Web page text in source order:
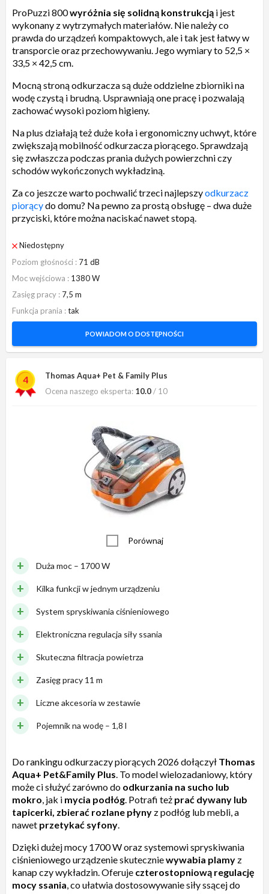
ProPuzzi 800wyróżnia się solidną konstrukcją i jest
wykonany z wytrzymałych materiałów. Nie należy co
prawda do urządzeń kompaktowych, ale i tak jest łatwy w
transporcie oraz przechowywaniu. Jego wymiary to 52,5 ×
33,5 × 42,5 cm.
Mocną stroną odkurzacza są duże oddzielne zbiorniki na
wodę czystą i brudną. Usprawniają one pracę i pozwalają
zachować wysoki poziom higieny.
Na plus działają też duże koła i ergonomiczny uchwyt, które
zwiększają mobilność odkurzacza piorącego. Sprawdzają
się zwłaszcza podczas prania dużych powierzchni czy
schodów wykończonych wykładziną.
Za co jeszcze warto pochwalić trzeci najlepszyodkurzacz
piorącydo domu? Na pewno za prostą obsługę – dwa duże
przyciski, które można naciskać nawet stopą.
Niedostępny
Poziom głośności
71 dB
Moc wejściowa
1380 W
Zasięg pracy
7,5 m
Funkcja prania
tak
POWIADOM O DOSTĘPNOŚCI
4
Thomas Aqua+ Pet & Family Plus
Ocena naszego eksperta: 10.0/ 10
Porównaj
Duża moc – 1700 W
Kilka funkcji w jednym urządzeniu
System spryskiwania ciśnieniowego
Elektroniczna regulacja siły ssania
Skuteczna filtracja powietrza
Zasięg pracy 11 m
Liczne akcesoria w zestawie
Pojemnik na wodę – 1,8 l
Do rankingu odkurzaczy piorących 2026 dołączył Thomas
Aqua+ Pet&Family Plus. To model wielozadaniowy, który
może ci służyć zarówno do odkurzania na sucho lub
mokro, jak i mycia podłóg. Potrafi też prać dywany lub
tapicerki, zbierać rozlane płyny z podłóg lub mebli, a
nawet przetykać syfony.
Dzięki dużej mocy 1700 W oraz systemowi spryskiwania
ciśnieniowego urządzenie skuteczniewywabia plamy z
kanap czy wykładzin. Oferuje czterostopniową regulację
mocy ssania, co ułatwia dostosowywanie siły ssącej do